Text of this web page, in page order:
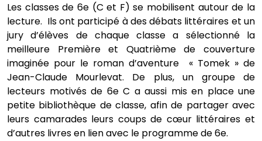
Les classes de 6e (C et F) se mobilisent autour de la
lecture. Ils ont participé à des débats littéraires et un
jury d’élèves de chaque classe a sélectionné la
meilleure Première et Quatrième de couverture
imaginée pour le roman d’aventure « Tomek » de
Jean-Claude Mourlevat. De plus, un groupe de
lecteurs motivés de 6e C a aussi mis en place une
petite bibliothèque de classe, afin de partager avec
leurs camarades leurs coups de cœur littéraires et
d’autres livres en lien avec le programme de 6e.